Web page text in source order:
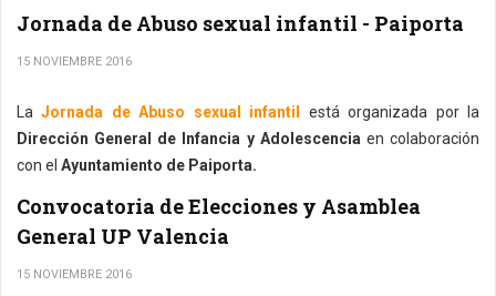
Jornada de Abuso sexual infantil - Paiporta
15 NOVIEMBRE 2016
La Jornada de Abuso sexual infantil
está organizada por la
Dirección General de Infancia y Adolescencia en colaboración
con el Ayuntamiento de Paiporta.
Convocatoria de Elecciones y Asamblea
General UP Valencia
15 NOVIEMBRE 2016